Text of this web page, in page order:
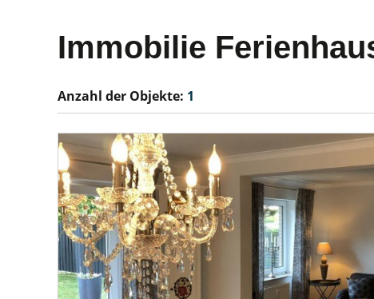
Immobilie
Anzahl der Objekte: 1